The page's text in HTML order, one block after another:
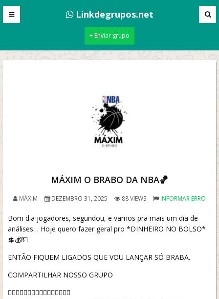
Linkdegrupos.net
+ Enviar grupo
MÁXIM O BRABO DA NBA🏀
MÁXIM DEZEMBRO 31, 2025 88 VIEWS INFORMAR ERRO
Bom dia jogadores, segundou, e vamos pra mais um dia de
análises… Hoje quero fazer geral pro *DINHEIRO NO BOLSO*
💲💰💵
ENTÃO FIQUEM LIGADOS QUE VOU LANÇAR SÓ BRABA.
COMPARTILHAR NOSSO GRUPO
👇🏿👇🏿👇🏿👇🏿👇🏿👇🏿👇🏿👇🏿